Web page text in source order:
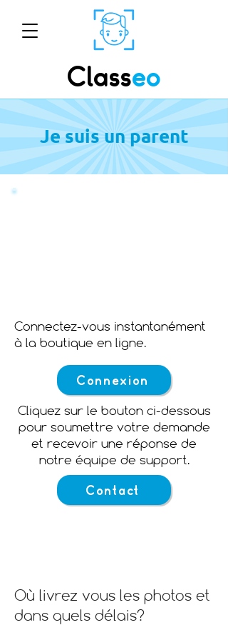
Classeo
Je suis un parent
Connectez-vous instantanément
à la boutique en ligne.
Connexion
Cliquez sur le bouton ci-dessous
pour soumettre votre demande
et recevoir une réponse de
notre équipe de support.
Contact
Où livrez vous les photos et
dans quels délais?